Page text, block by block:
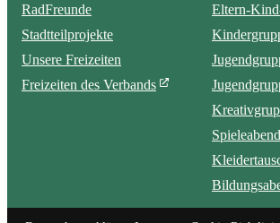
RadFreunde
Stadtteilprojekte
Unsere Freizeiten
Freizeiten des Verbands
Eltern-
Spieleabend